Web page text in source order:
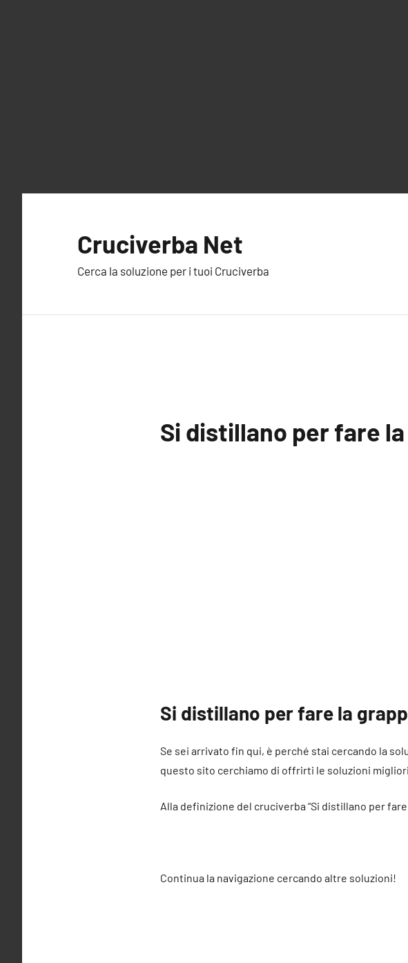
Cruciverba Net
Cerca la soluzione per i tuoi Cruciverba
Si distillano per fare
Si distillano per fare la
Se sei arrivato fin qui, è perché stai cercando la
questo sito cerchiamo di offrirti le soluzioni
Alla definizione del cruciverba “Si distillano per
Continua la navigazione cercando altre soluzioni!